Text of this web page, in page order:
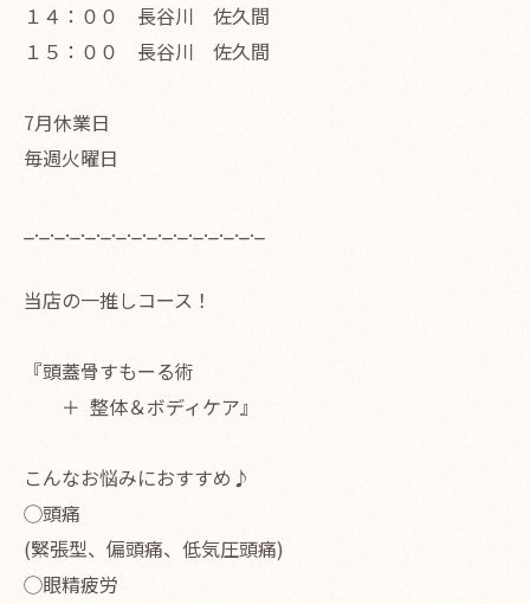
１４：００ 長谷川 佐久間
１５：００ 長谷川 佐久間
7月休業日
毎週火曜日
_._._._._._._._._._._._._._._._
当店の一推しコース！
『頭蓋骨すもーる術
＋ 整体＆ボディケア』
こんなお悩みにおすすめ♪
◯頭痛
(緊張型、偏頭痛、低気圧頭痛)
◯眼精疲労